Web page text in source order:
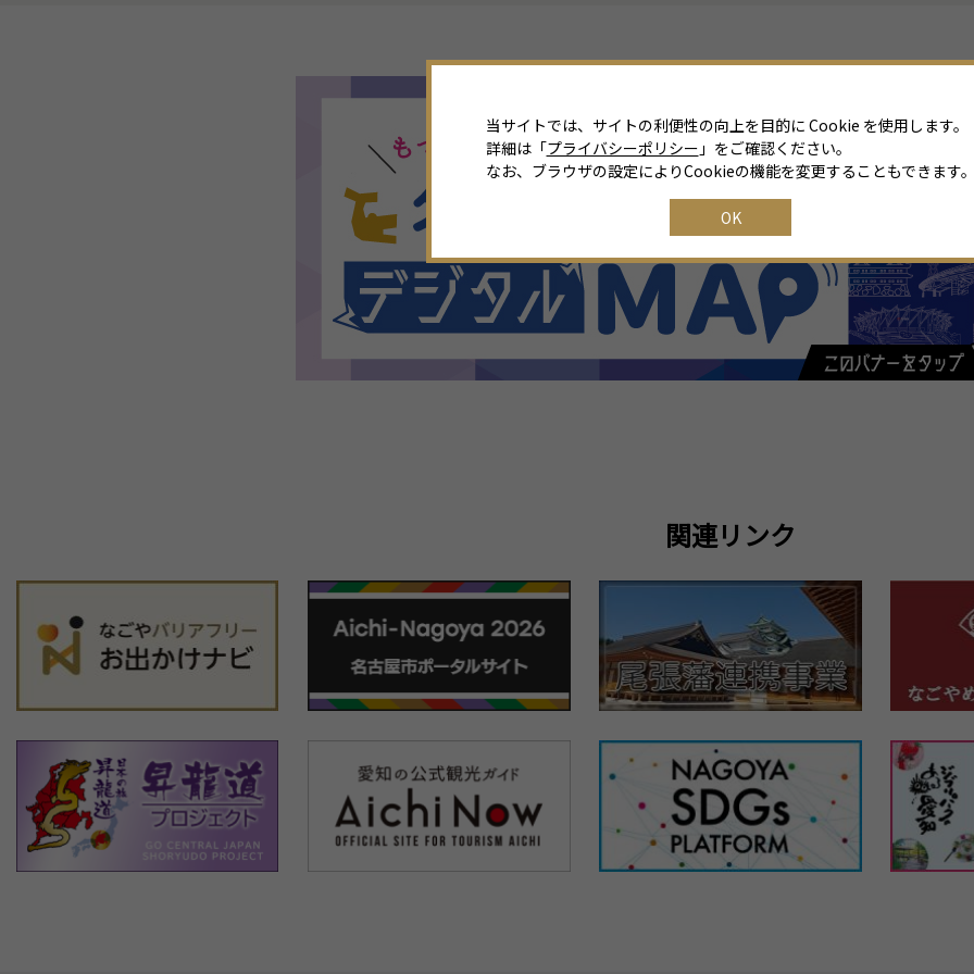
関連リンク
当サイトでは、サイトの利便性の向上を目的に Cookie を使用します。
詳細は「プライバシーポリシー 」をご確認ください。
なお、ブラウザの設定によりCookieの機能を変更することもできます
OK